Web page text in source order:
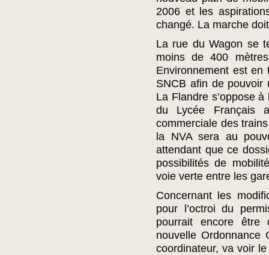
2006 et les
changé. La marche
La rue du Wagon se
moins de 400
Environnement est
SNCB afin de pouvoir
La Flandre s’oppose
du Lycée Français
commerciale des
la NVA sera au
attendant que ce
possibilités de
voie verte entre les
Concernant les
pour l’octroi du
pourrait encore être
nouvelle Ordonnance
coordinateur, va voir